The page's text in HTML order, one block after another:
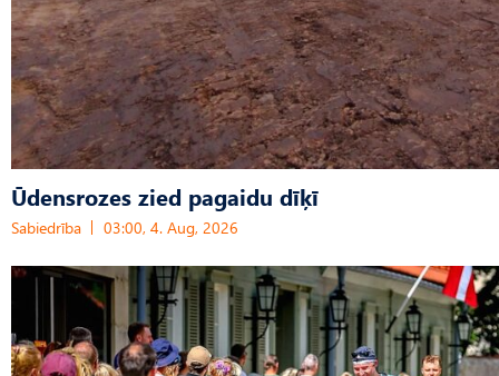
Ūdensrozes zied pagaidu dīķī
Sabiedrība 03:00, 4. Aug, 2026